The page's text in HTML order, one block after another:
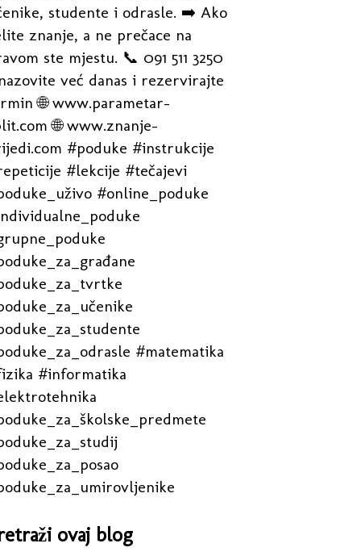
studente i odrasle. ➡️ Ako
znanje, a ne prečace na
ste mjestu. 📞 091 511 3250
već danas i rezervirajte
🌐 www.parametar-
🌐 www.znanje-
#poduke #instrukcije
#lekcije #tečajevi
#online_poduke
#matematika
#informatika
ovaj blog